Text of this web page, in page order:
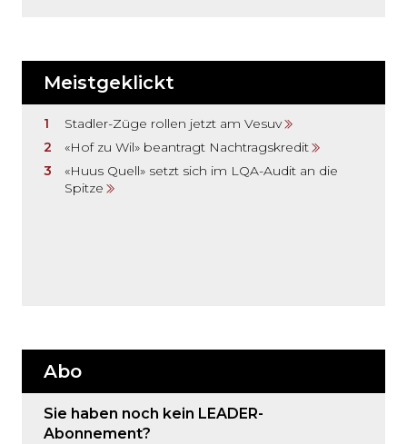
Meistgeklickt
Stadler-Züge rollen jetzt am Vesuv
«Hof zu Wil» beantragt Nachtragskredit
«Huus Quell» setzt sich im LQA-Audit an die
Spitze
Abo
Sie haben noch kein LEADER-
Abonnement?